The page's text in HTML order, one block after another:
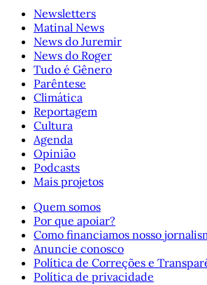
Newsletters
Matinal News
News do Juremir
News do Roger
Tudo é Gênero
Parêntese
Climática
Reportagem
Cultura
Agenda
Opinião
Podcasts
Mais projetos
Quem somos
Por que apoiar?
Como financiamos nosso
Anuncie conosco
Política de Correções e
Política de privacidade